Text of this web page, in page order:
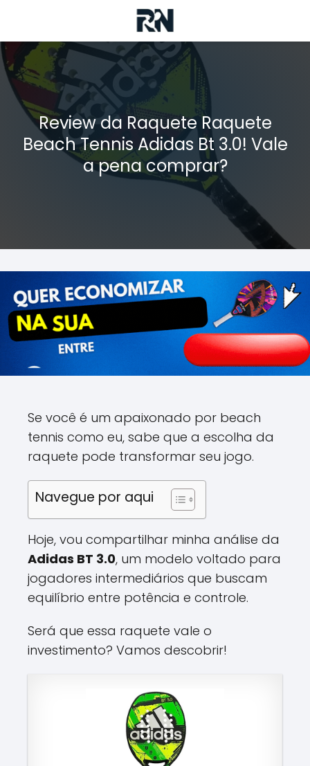
Review da Raquete Raquete
Beach Tennis Adidas Bt 3.0! Vale
a pena comprar?
Se você é um apaixonado por beach
tennis como eu, sabe que a escolha da
raquete pode transformar seu jogo.
Navegue por aqui
Hoje, vou compartilhar minha análise da
Adidas BT 3.0, um modelo voltado para
jogadores intermediários que buscam
equilíbrio entre potência e controle.
Será que essa raquete vale o
investimento? Vamos descobrir!